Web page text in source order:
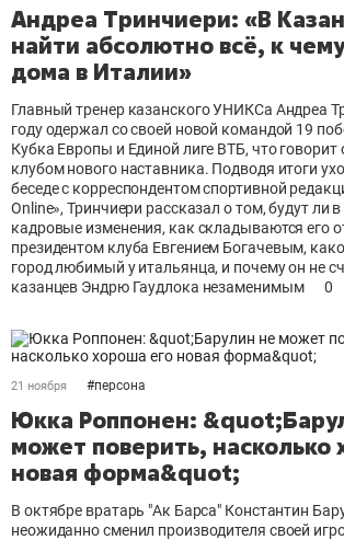
Андреа Тринчиери: «В
найти абсолютно всё, к
дома в Италии»
Главный тренер казанского УНИКСа Андреа
году одержал со своей новой командой 19
Кубка Европы и Единой лиге ВТБ, что
клубом нового наставника. Подводя итоги
беседе с корреспондентом спортивной
Оnline», Тринчиери рассказал о том, будут ли
кадровые изменения, как складываются его
президентом клуба Евгением Богачевым,
город любимый у итальянца, и почему он не
казанцев Эндрю Гаудлока незаменимым
0
21 ноября #персона
Юкка Роппонен:
может поверить, насколько
новая форма&quot;
В октябре вратарь "Ак Барса" Константин
неожиданно сменил производителя своей